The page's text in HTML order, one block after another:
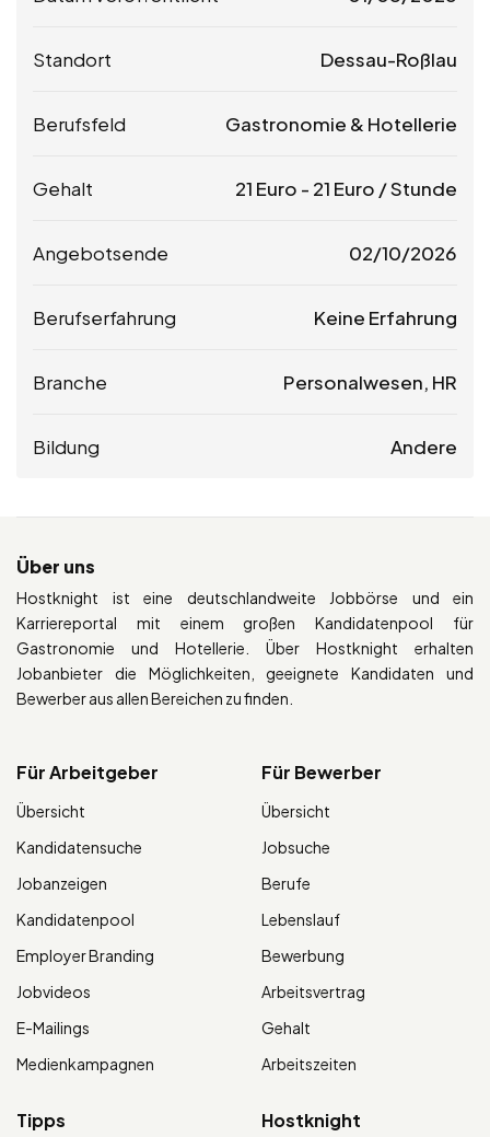
Standort Dessau-Roßlau
Berufsfeld Gastronomie & Hotellerie
Gehalt 21 Euro - 21 Euro / Stunde
Angebotsende 02/10/2026
Berufserfahrung Keine Erfahrung
Branche Personalwesen, HR
Bildung Andere
Über uns
Hostknight ist eine deutschlandweite Jobbörse und ein
Karriereportal mit einem großen Kandidatenpool für
Gastronomie und Hotellerie. Über Hostknight erhalten
Jobanbieter die Möglichkeiten, geeignete Kandidaten und
Bewerber aus allen Bereichen zu finden.
Für Arbeitgeber
Übersicht
Kandidatensuche
Jobanzeigen
Kandidatenpool
Employer Branding
Jobvideos
E-Mailings
Medienkampagnen
Für Bewerber
Übersicht
Jobsuche
Berufe
Lebenslauf
Bewerbung
Arbeitsvertrag
Gehalt
Arbeitszeiten
Tipps Hostknight